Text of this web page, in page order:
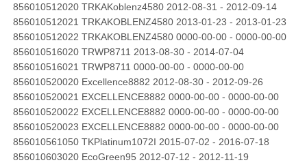
856010512020 TRKAKoblenz4580 2012-08-31 - 2012-09-14
856010512021 TRKAKOBLENZ4580 2013-01-23 - 2013-01-23
856010512022 TRKAKOBLENZ4580 0000-00-00 - 0000-00-00
856010516020 TRWP8711 2013-08-30 - 2014-07-04
856010516021 TRWP8711 0000-00-00 - 0000-00-00
856010520020 Excellence8882 2012-08-30 - 2012-09-26
856010520021 EXCELLENCE8882 0000-00-00 - 0000-00-00
856010520022 EXCELLENCE8882 0000-00-00 - 0000-00-00
856010520023 EXCELLENCE8882 0000-00-00 - 0000-00-00
856010561050 TKPlatinum1072I 2015-07-02 - 2016-07-18
856010603020 EcoGreen95 2012-07-12 - 2012-11-19